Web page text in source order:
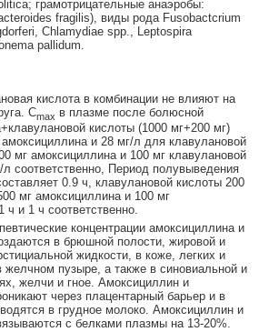
грамотрицательные анаэробы:
fragilis), виды рода Fusobactcrium
Chlamydiae spp., Leptospira
pallidum.
кислота в комбинации не влияют на
Cmax в плазме после болюсной
кислоты (1000 мг+200 мг)
и 28 мг/л для клавулановой
мг амоксициллина и 100 мг клавулановой
соответственно, Период полувыведения
0.9 ч, клавулановой кислоты 200
мг амоксициллина и 100 мг
ч и 1 ч соответственно.
концентрации амоксициллина и
в брюшной полости, жировой и
жидкости, в коже, легких и
желчном пузыре, а также в синовиальной и
желчи и гное. Амоксициллин и
через плацентарный барьер и в
в грудное молоко. Амоксициллин и
с белками плазмы на 13-20%.